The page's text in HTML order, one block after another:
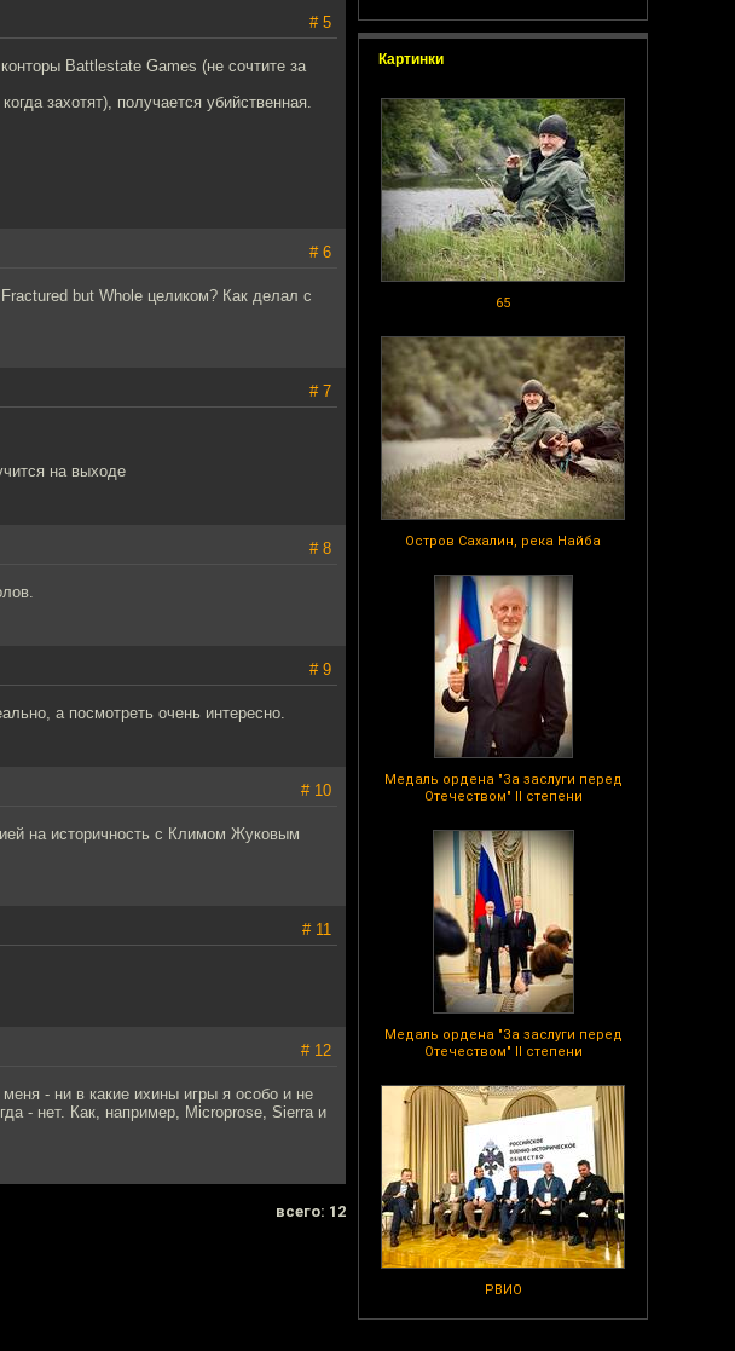
Картинки
65
Остров Сахалин, река Найба
Медаль ордена "За заслуги перед
Отечеством" II степени
Медаль ордена "За заслуги перед
Отечеством" II степени
РВИО
# 5
Battlestate Games (не сочтите за
захотят), получается убийственная.
# 6
but Whole целиком? Как делал с
# 7
на выходе
# 8
# 9
а посмотреть очень интересно.
# 10
на историчность с Климом Жуковым
# 11
# 12
- ни в какие ихины игры я особо и не
- нет. Как, например, Microprose, Sierra и
всего: 12